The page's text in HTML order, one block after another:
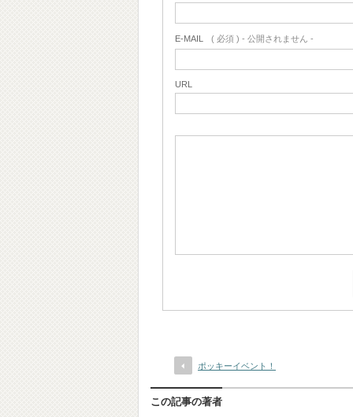
E-MAIL ( 必須 ) - 公開されません -
URL
ポッキーイベント！
この記事の著者